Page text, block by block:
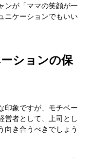
ンが「ママの笑顔が一
ニケーションでもいい
ションの保
印象ですが、モチベー
営者として、上司とし
向き合うべきでしょう